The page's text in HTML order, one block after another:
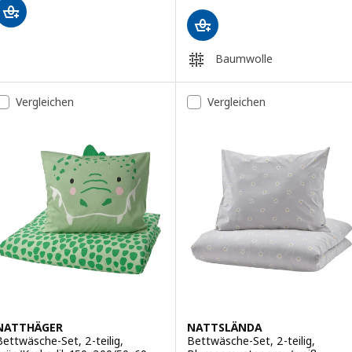
Baumwolle
Vergleichen
Set, 2-teilig,
Vergleichen
NATTSLÄNDA
Bettwäsche-Set, 2-teilig,